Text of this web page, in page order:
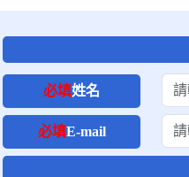
必填姓名
必填E-mail